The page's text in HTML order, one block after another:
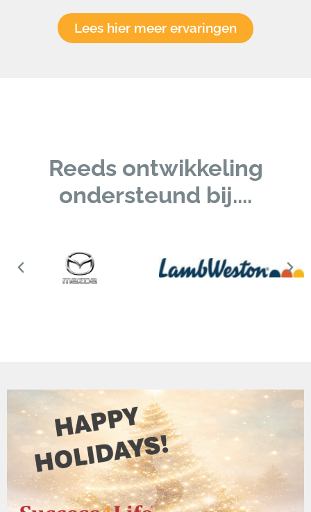
Lees hier meer ervaringen
Reeds ontwikkeling
ondersteund bij....